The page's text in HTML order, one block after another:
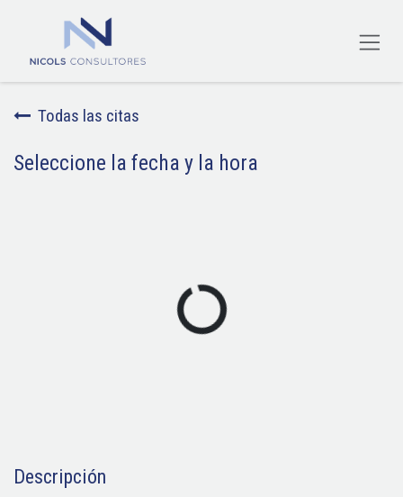
Ir al contenido
Todas las citas
Seleccione la fecha y la hora
Descripción